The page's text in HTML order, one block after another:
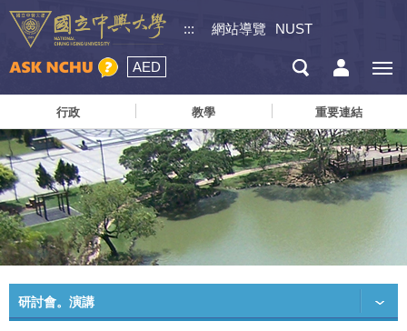
::: 網站導覽 NUST
AED
行政 教學 重要連結
研討會。演講